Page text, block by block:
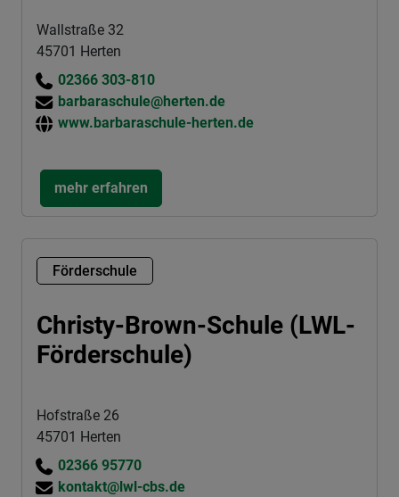
Wallstraße 32
45701 Herten
02366 303-810
barbaraschule@herten.de
www.barbaraschule-herten.de
mehr erfahren
Förderschule
Christy-Brown-Schule (LWL-
Förderschule)
Hofstraße 26
45701 Herten
02366 95770
kontakt@lwl-cbs.de